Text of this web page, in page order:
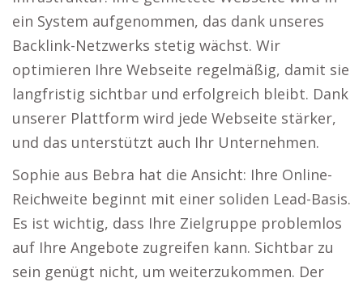
ein System aufgenommen, das dank unseres
Backlink-Netzwerks stetig wächst. Wir
optimieren Ihre Webseite regelmäßig, damit sie
langfristig sichtbar und erfolgreich bleibt. Dank
unserer Plattform wird jede Webseite stärker,
und das unterstützt auch Ihr Unternehmen.
Sophie aus Bebra hat die Ansicht: Ihre Online-
Reichweite beginnt mit einer soliden Lead-Basis.
Es ist wichtig, dass Ihre Zielgruppe problemlos
auf Ihre Angebote zugreifen kann. Sichtbar zu
sein genügt nicht, um weiterzukommen. Der